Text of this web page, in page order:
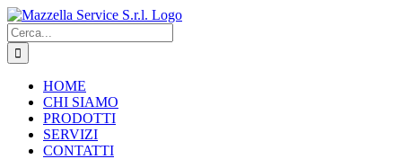
Salta
al
contenuto
Cerca
per:
HOME
CHI SIAMO
PRODOTTI
SERVIZI
CONTATTI